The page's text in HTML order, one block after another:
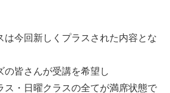
は今回新しくプラスされた内容とな
皆さんが受講を希望し
ス・日曜クラスの全てが満席状態で